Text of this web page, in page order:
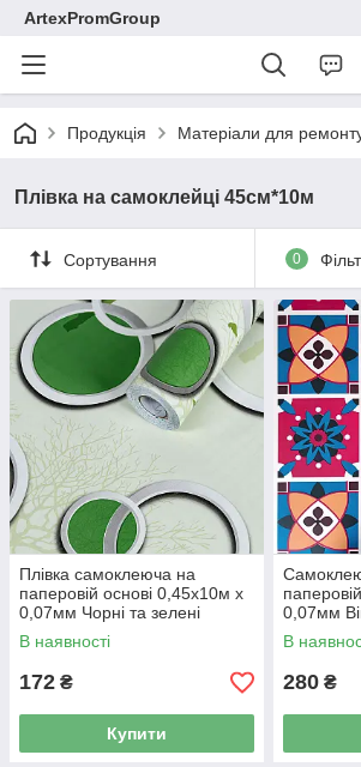
ArtexPromGroup
Продукція Матеріали для
Плівка на самоклейці 45см*10м
Сортування 0
Плівка самоклеюча на
паперовій основі 0,45х10м х
0,07мм Чорні та зелені
дерева SW-00002440
В наявності
172 ₴
Купити
0,07мм
мозаїка
В
280 ₴